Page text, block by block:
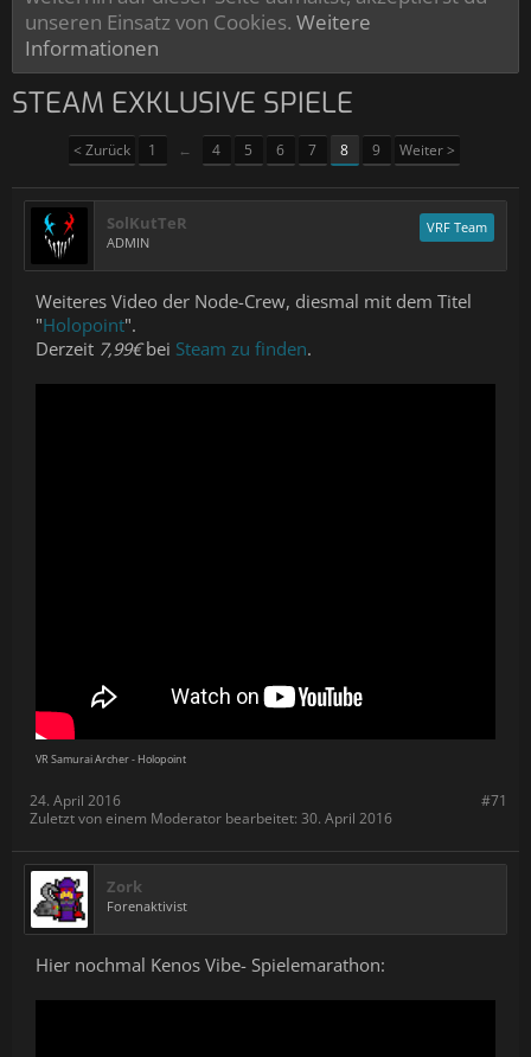
unseren Einsatz von Cookies. Weitere
Informationen
STEAM EXKLUSIVE SPIELE
< Zurück 1 ← 4 5 6 7 8 9 Weiter >
SolKutTeR
ADMIN
VRF Team
Weiteres Video der Node-Crew, diesmal mit dem Titel
"Holopoint".
Derzeit 7,99€bei Steam zu finden.
VR Samurai Archer - Holopoint
#71
24. April 2016
Zuletzt von einem Moderator bearbeitet: 30. April 2016
Zork
Forenaktivist
Hier nochmal Kenos Vibe- Spielemarathon: